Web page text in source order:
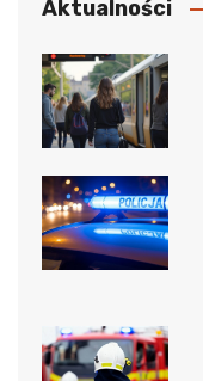
Aktualności